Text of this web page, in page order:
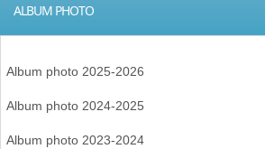
ALBUM PHOTO
Album photo 2025-2026
Album photo 2024-2025
Album photo 2023-2024